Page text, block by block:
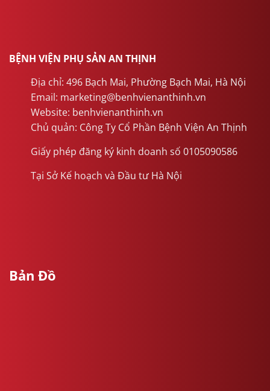
BỆNH VIỆN PHỤ SẢN AN THỊNH
Địa chỉ: 496 Bạch Mai, Phường Bạch Mai, Hà Nội
Email: marketing@benhvienanthinh.vn
Website: benhvienanthinh.vn
Chủ quản: Công Ty Cổ Phần Bệnh Viện An Thịnh
Giấy phép đăng ký kinh doanh số 0105090586
Tại Sở Kế hoạch và Đầu tư Hà Nội
Bản Đồ